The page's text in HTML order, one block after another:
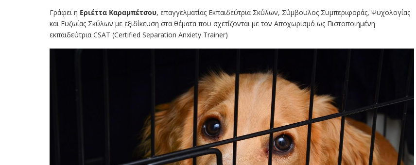
Γράφει η Εριέττα Καραμπέτσου, επαγγελματίας Εκπαιδεύτρια Σκύλων, Σύμβουλος Συμπεριφοράς, Ψυχολογίας
και Ευζωίας Σκύλων με εξιδίκευση στα θέματα που σχετίζονται με τον Αποχωρισμό ως Πιστοποιημένη
εκπαιδεύτρια CSAT (Certified Separation Anxiety Trainer)